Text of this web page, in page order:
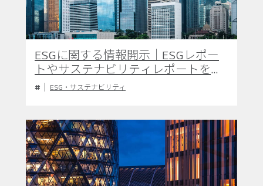
ESGに関する情報開示｜ESGレポー
トやサステナビリティレポートを解
説 ESG・サステナビリティ